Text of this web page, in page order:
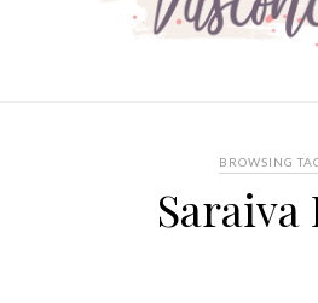
BROWSING
Saraiva